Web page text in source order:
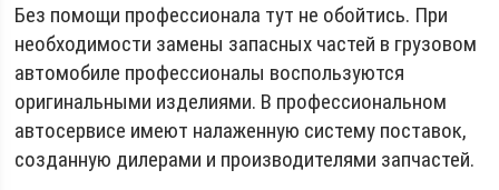
Без помощи профессионала тут не обойтись. При
необходимости замены запасных частей в грузовом
автомобиле профессионалы воспользуются
оригинальными изделиями. В профессиональном
автосервисе имеют налаженную систему поставок,
созданную дилерами и производителями запчастей.